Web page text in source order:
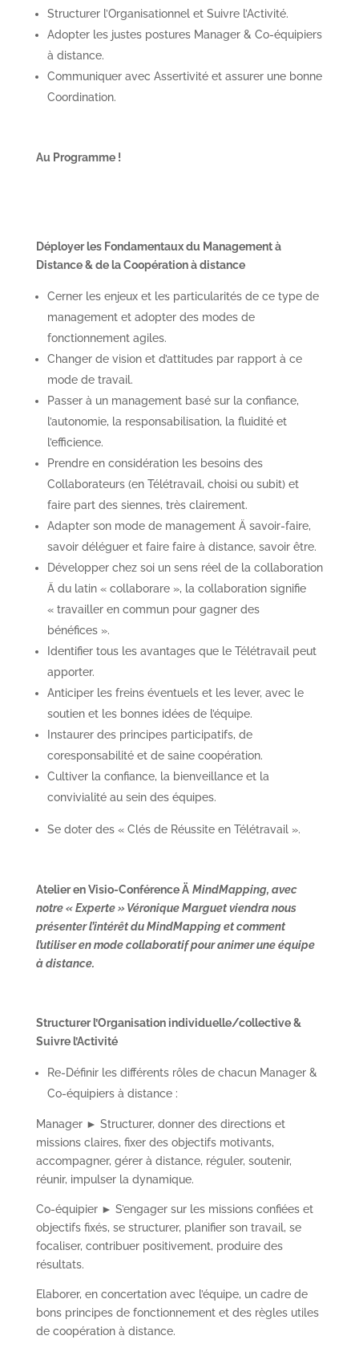
Structurer l’Organisationnel et Suivre l’Activité.
Adopter les justes postures Manager & Co-équipiers
à distance.
Communiquer avec Assertivité et assurer une bonne
Coordination.
Au Programme !
Déployer les Fondamentaux du Management à
Distance & de la Coopération à distance
Cerner les enjeux et les particularités de ce type de
management et adopter des modes de
fonctionnement agiles.
Changer de vision et d’attitudes par rapport à ce
mode de travail.
Passer à un management basé sur la confiance,
l’autonomie, la responsabilisation, la fluidité et
l’efficience.
Prendre en considération les besoins des
Collaborateurs (en Télétravail, choisi ou subit) et
faire part des siennes, très clairement.
Adapter son mode de management Ä savoir-faire,
savoir déléguer et faire faire à distance, savoir être.
Développer chez soi un sens réel de la collaboration
Ä du latin « collaborare », la collaboration signifie
« travailler en commun pour gagner des
bénéfices ».
Identifier tous les avantages que le Télétravail peut
apporter.
Anticiper les freins éventuels et les lever, avec le
soutien et les bonnes idées de l’équipe.
Instaurer des principes participatifs, de
coresponsabilité et de saine coopération.
Cultiver la confiance, la bienveillance et la
convivialité au sein des équipes.
Se doter des « Clés de Réussite en Télétravail ».
Atelier en Visio-ConférenceÄ MindMapping, avec
notre « Experte » Véronique Marguet viendra nous
présenter l’intérêt du MindMapping et comment
l’utiliser en mode collaboratif pour animer une équipe
à distance.
Structurer l’Organisation individuelle/collective &
Suivre l’Activité
Re-Définir les différents rôles de chacun Manager &
Co-équipiers à distance :
Manager ► Structurer, donner des directions et
missions claires, fixer des objectifs motivants,
accompagner, gérer à distance, réguler, soutenir,
réunir, impulser la dynamique.
Co-équipier ► S’engager sur les missions confiées et
objectifs fixés, se structurer, planifier son travail, se
focaliser, contribuer positivement, produire des
résultats.
Elaborer, en concertation avec l’équipe, un cadre de
bons principes de fonctionnement et des règles utiles
de coopération à distance.